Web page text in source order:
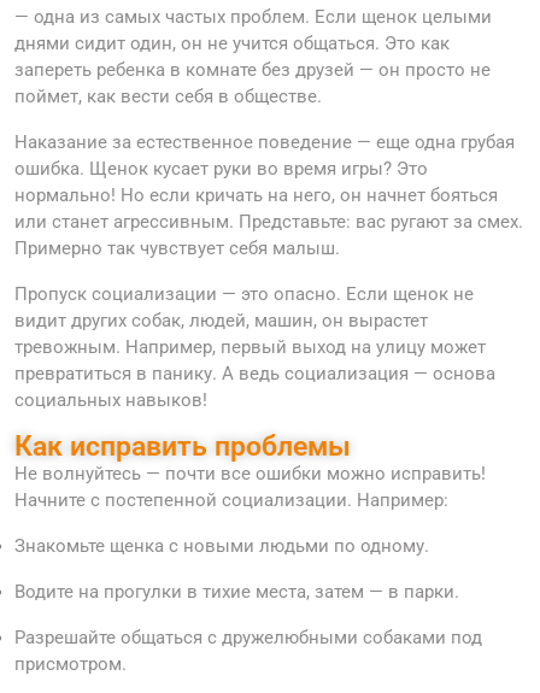
— одна из самых частых проблем. Если щенок целыми
днями сидит один, он не учится общаться. Это как
запереть ребенка в комнате без друзей — он просто не
поймет, как вести себя в обществе.
Наказание за естественное поведение — еще одна грубая
ошибка. Щенок кусает руки во время игры? Это
нормально! Но если кричать на него, он начнет бояться
или станет агрессивным. Представьте: вас ругают за смех.
Примерно так чувствует себя малыш.
Пропуск социализации — это опасно. Если щенок не
видит других собак, людей, машин, он вырастет
тревожным. Например, первый выход на улицу может
превратиться в панику. А ведь социализация — основа
социальных навыков!
Как исправить проблемы
Не волнуйтесь — почти все ошибки можно исправить!
Начните с постепенной социализации. Например:
Знакомьте щенка с новыми людьми по одному.
Водите на прогулки в тихие места, затем — в парки.
Разрешайте общаться с дружелюбными собаками под
присмотром.